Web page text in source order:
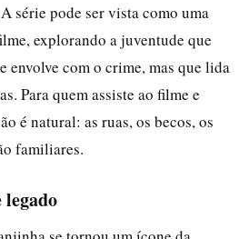
série pode ser vista como uma
explorando a juventude que
envolve com o crime, mas que lida
Para quem assiste ao filme e
é natural: as ruas, os becos, os
familiares.